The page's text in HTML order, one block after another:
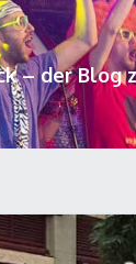
– der Blog